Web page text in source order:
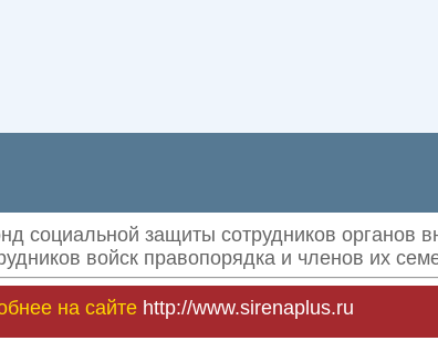
социальной защиты сотрудников органов
войск правопорядка и членов их
на сайте http://www.sirenaplus.ru